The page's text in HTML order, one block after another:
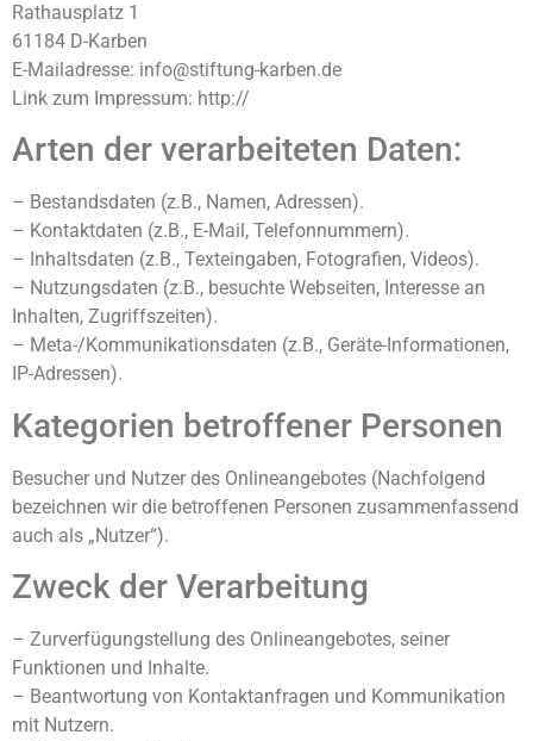
Rathausplatz 1
61184 D-Karben
E-Mailadresse: info@stiftung-karben.de
Link zum Impressum: http://
Arten der verarbeiteten Daten:
– Bestandsdaten (z.B., Namen, Adressen).
– Kontaktdaten (z.B., E-Mail, Telefonnummern).
– Inhaltsdaten (z.B., Texteingaben, Fotografien, Videos).
– Nutzungsdaten (z.B., besuchte Webseiten, Interesse an
Inhalten, Zugriffszeiten).
– Meta-/Kommunikationsdaten (z.B., Geräte-Informationen,
IP-Adressen).
Kategorien betroffener Personen
Besucher und Nutzer des Onlineangebotes (Nachfolgend
bezeichnen wir die betroffenen Personen zusammenfassend
auch als „Nutzer“).
Zweck der Verarbeitung
– Zurverfügungstellung des Onlineangebotes, seiner
Funktionen und Inhalte.
– Beantwortung von Kontaktanfragen und Kommunikation
mit Nutzern.